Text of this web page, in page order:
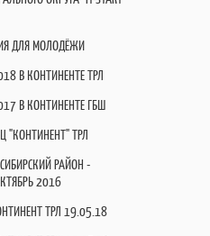
ДЛЯ МОЛОДЁЖИ
В КОНТИНЕНТЕ ТРЛ
В КОНТИНЕНТЕ ГБШ
"КОНТИНЕНТ" ТРЛ
РАЙОН -
2016
ТРЛ 19.05.18